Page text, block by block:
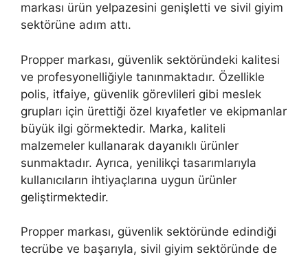
markası ürün yelpazesini genişletti ve sivil giyim
sektörüne adım attı.
Propper markası, güvenlik sektöründeki kalitesi
ve profesyonelliğiyle tanınmaktadır. Özellikle
polis, itfaiye, güvenlik görevlileri gibi meslek
grupları için ürettiği özel kıyafetler ve ekipmanlar
büyük ilgi görmektedir. Marka, kaliteli
malzemeler kullanarak dayanıklı ürünler
sunmaktadır. Ayrıca, yenilikçi tasarımlarıyla
kullanıcıların ihtiyaçlarına uygun ürünler
geliştirmektedir.
Propper markası, güvenlik sektöründe edindiği
tecrübe ve başarıyla, sivil giyim sektöründe de